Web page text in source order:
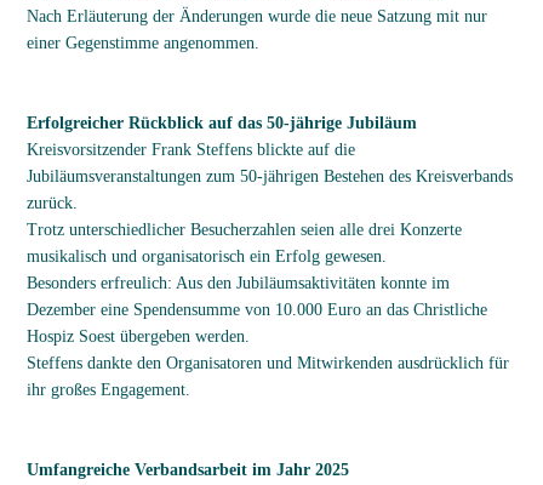
Nach Erläuterung der Änderungen wurde die neue Satzung mit nur
einer Gegenstimme angenommen.
Erfolgreicher Rückblick auf das 50-jährige Jubiläum
Kreisvorsitzender Frank Steffens blickte auf die
Jubiläumsveranstaltungen zum 50-jährigen Bestehen des Kreisverbands
zurück.
Trotz unterschiedlicher Besucherzahlen seien alle drei Konzerte
musikalisch und organisatorisch ein Erfolg gewesen.
Besonders erfreulich: Aus den Jubiläumsaktivitäten konnte im
Dezember eine Spendensumme von 10.000 Euro an das Christliche
Hospiz Soest übergeben werden.
Steffens dankte den Organisatoren und Mitwirkenden ausdrücklich für
ihr großes Engagement.
Umfangreiche Verbandsarbeit im Jahr 2025